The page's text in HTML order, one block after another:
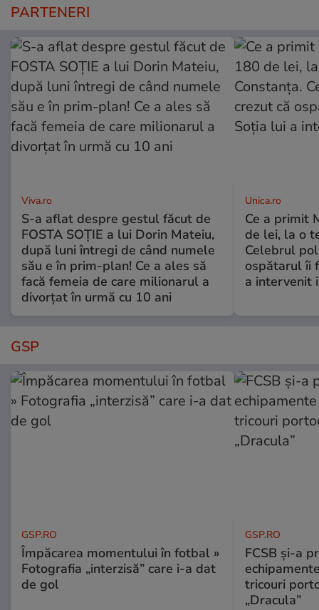
PARTENERI
Viva.ro
S-a aflat despre gestul făcut de
FOSTA SOȚIE a lui Dorin Mateiu,
după luni întregi de când numele
său e în prim-plan! Ce a ales să
facă femeia de care milionarul a
divorțat în urmă cu 10 ani
Unica.ro
Ce a primit
de lei, la o
Celebrul
ospătarul îi
a intervenit
GSP
GSP.RO
Împăcarea momentului în fotbal »
Fotografia „interzisă” care i-a dat
de gol
GSP.RO
FCSB și-a
tricouri
„Dracula”